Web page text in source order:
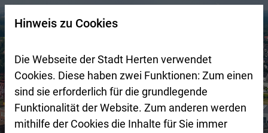
Zur Startseite (Schnelltaste 0)
Zum Seitenanfang springen (Schnelltaste A)
Zur Navigation/Menü springen (Schnelltaste M)
Zur Suche springen (Schnelltaste 8)
Zum Inhalt springen (Schnelltaste I)
Zum Fußbereich springen (Schnelltaste Z)
Suchseite mit Schnellsuche
Hinweis zu Cookies
Die Webseite der Stadt Herten verwendet
Cookies. Diese haben zwei Funktionen: Zum einen
sind sie erforderlich für die grundlegende
Funktionalität der Website. Zum anderen werden
mithilfe der Cookies die Inhalte für Sie immer